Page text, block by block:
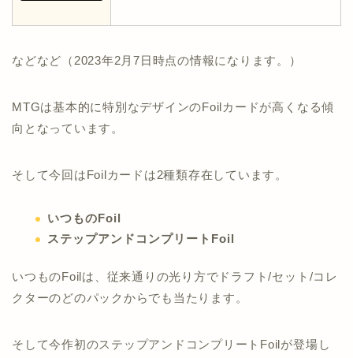
などなど（2023年2月7日時点の情報になります。）
MTGは基本的に特別なデザインのFoilカードが高くなる傾
向となっています。
そして今回はFoilカードは2種類存在しています。
いつものFoil
ステップアンドコンプリートFoil
いつものFoilは、従来通りの光り方でドラフト/セット/コレ
クターのどのパックからでも当たります。
そして今作初のステップアンドコンプリートFoilが登場し